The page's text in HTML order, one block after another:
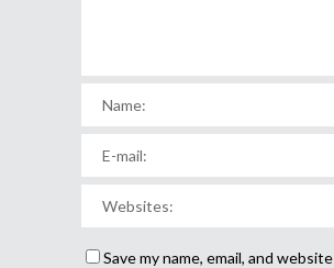
Save my name, email, and